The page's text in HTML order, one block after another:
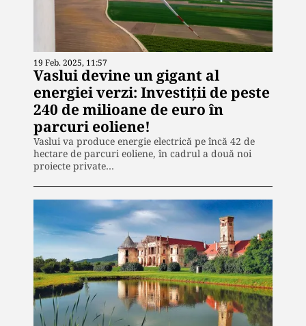
19 Feb. 2025, 11:57
Vaslui devine un gigant al
energiei verzi: Investiții de peste
240 de milioane de euro în
parcuri eoliene!
Vaslui va produce energie electrică pe încă 42 de
hectare de parcuri eoliene, în cadrul a două noi
proiecte private…